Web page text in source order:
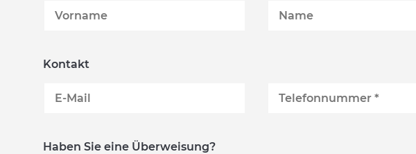
Kontakt
Haben Sie eine Überweisung?